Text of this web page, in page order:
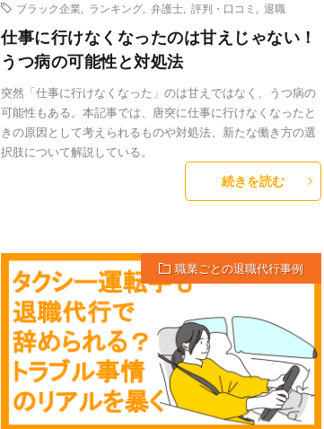
ブラック企業
ランキング ,弁護士 ,評判・口コミ ,退職
仕事に行けなくなったのは甘えじゃない！
うつ病の可能性と対処法
突然「仕事に行けなくなった」のは甘えではなく、うつ病の
可能性もある。本記事では、唐突に仕事に行けなくなったと
きの原因として考えられるものや対処法、新たな働き方の選
択肢について解説している。
続きを読む
職業ごとの退職代行事例